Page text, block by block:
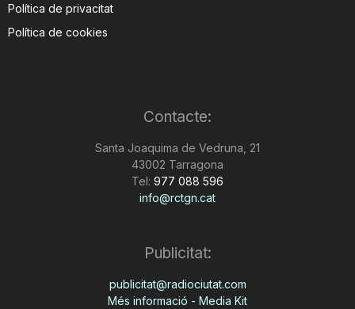
Política de privacitat
Política de cookies
Contacte:
Santa Joaquima de Vedruna, 21
43002 Tarragona
Tel: 977 088 596
info@rctgn.cat
Publicitat:
publicitat@radiociutat.com
Més informació - Media Kit